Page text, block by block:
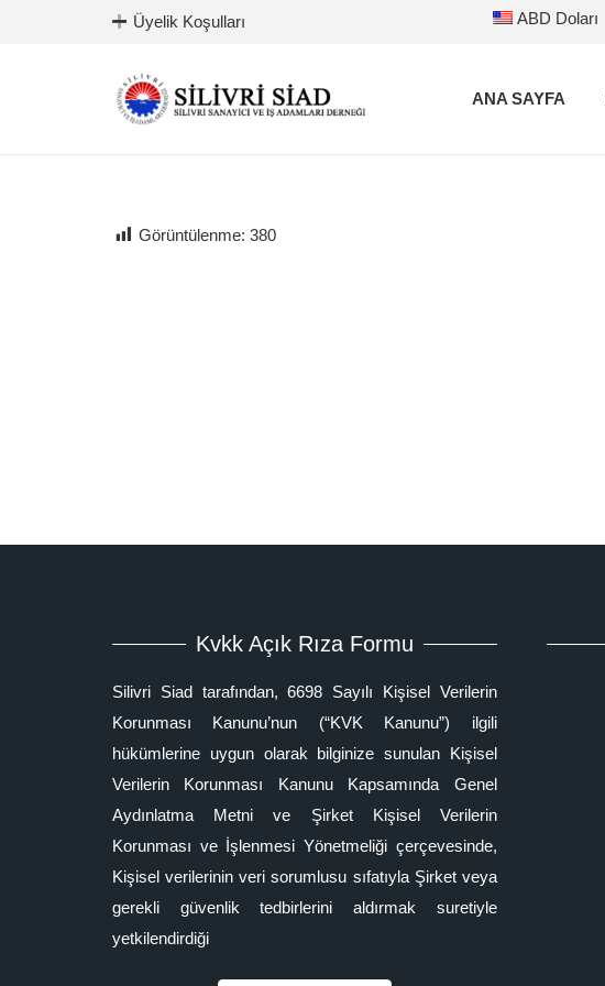
Üyelik Koşulları ABD Doları
ANA SAYFA
Görüntülenme: 380
Kvkk Açık Rıza Formu
Silivri Siad tarafından, 6698 Sayılı Kişisel Verilerin
Korunması Kanunu’nun (“KVK Kanunu”) ilgili
hükümlerine uygun olarak bilginize sunulan Kişisel
Verilerin Korunması Kanunu Kapsamında Genel
Aydınlatma Metni ve Şirket Kişisel Verilerin
Korunması ve İşlenmesi Yönetmeliği çerçevesinde,
Kişisel verilerinin veri sorumlusu sıfatıyla Şirket veya
gerekli güvenlik tedbirlerini aldırmak suretiyle
yetkilendirdiği